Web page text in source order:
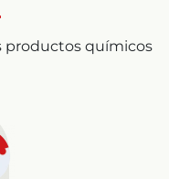
productos químicos